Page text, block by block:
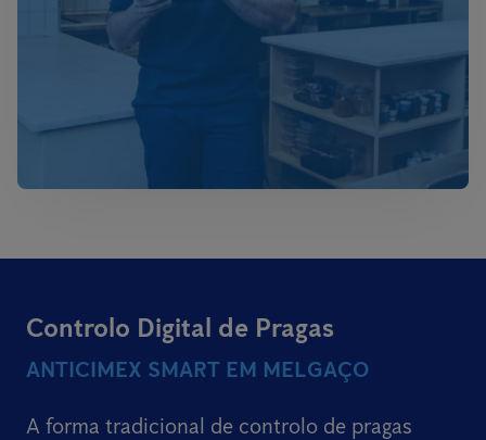
Controlo Digital de Pragas
ANTICIMEX SMART EM MELGAÇO
A forma tradicional de controlo de pragas